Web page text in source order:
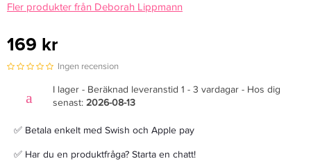
Fler produkter från Deborah Lippmann
169 kr
Ingen recension
I lager - Beräknad leveranstid 1 - 3 vardagar - Hos dig
senast: 2026-08-13
✅ Betala enkelt med Swish och Apple pay
✅ Har du en produktfråga? Starta en chatt!